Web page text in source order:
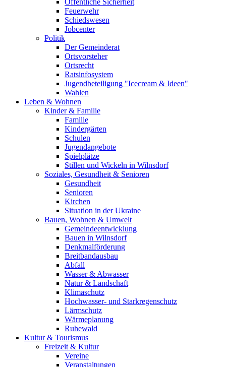
Öffentliche Sicherheit
Feuerwehr
Schiedswesen
Jobcenter
Politik
Der Gemeinderat
Ortsvorsteher
Ortsrecht
Ratsinfosystem
Jugendbeteiligung "Icecream & Ideen"
Wahlen
Leben & Wohnen
Kinder & Familie
Familie
Kindergärten
Schulen
Jugendangebote
Spielplätze
Stillen und Wickeln in Wilnsdorf
Soziales, Gesundheit & Senioren
Gesundheit
Senioren
Kirchen
Situation in der Ukraine
Bauen, Wohnen & Umwelt
Gemeindeentwicklung
Bauen in Wilnsdorf
Denkmalförderung
Breitbandausbau
Abfall
Wasser & Abwasser
Natur & Landschaft
Klimaschutz
Hochwasser- und Starkregenschutz
Lärmschutz
Wärmeplanung
Ruhewald
Kultur & Tourismus
Freizeit & Kultur
Vereine
Veranstaltungen